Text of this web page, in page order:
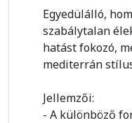
Egyedülálló,
szabálytalan
hatást fokozó,
mediterrán
Jellemzői:
- A különböző